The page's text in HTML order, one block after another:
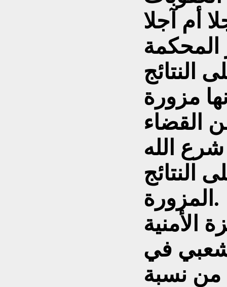
النتائج
مزورة
القضاء
الله
النتائج
المزورة.
الأمنية
في
من نسبة